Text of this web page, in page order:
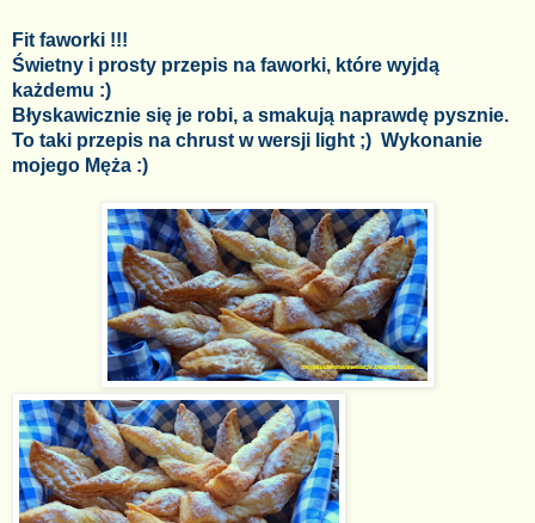
Fit faworki !!!
Świetny i prosty przepis na faworki, które wyjdą
każdemu :)
Błyskawicznie się je robi, a smakują naprawdę pysznie.
To taki przepis na chrust w wersji light ;) Wykonanie
mojego Męża :)